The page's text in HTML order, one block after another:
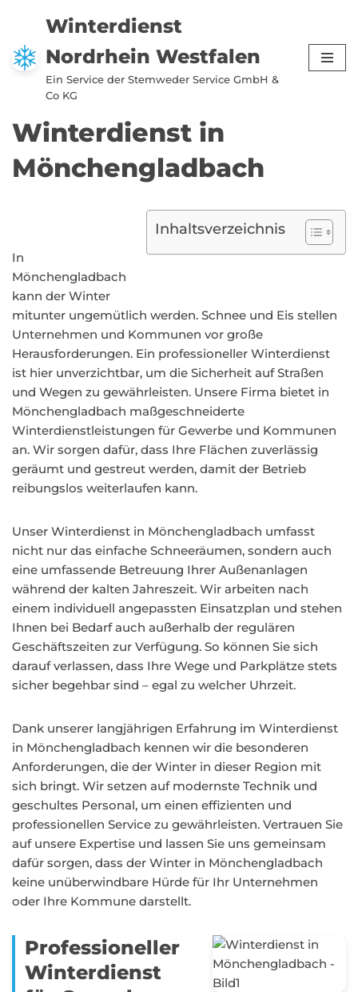
Zum
Inhalt
springen
Winterdienst
Nordrhein Westfalen
Ein Service der Stemweder Service GmbH &
Co KG
Winterdienst in
Mönchengladbach
Inhaltsverzeichnis
In
Mönchengladbach
kann der Winter
mitunter ungemütlich werden. Schnee und Eis stellen
Unternehmen und Kommunen vor große
Herausforderungen. Ein professioneller Winterdienst
ist hier unverzichtbar, um die Sicherheit auf Straßen
und Wegen zu gewährleisten. Unsere Firma bietet in
Mönchengladbach maßgeschneiderte
Winterdienstleistungen für Gewerbe und Kommunen
an. Wir sorgen dafür, dass Ihre Flächen zuverlässig
geräumt und gestreut werden, damit der Betrieb
reibungslos weiterlaufen kann.
Unser Winterdienst in Mönchengladbach umfasst
nicht nur das einfache Schneeräumen, sondern auch
eine umfassende Betreuung Ihrer Außenanlagen
während der kalten Jahreszeit. Wir arbeiten nach
einem individuell angepassten Einsatzplan und stehen
Ihnen bei Bedarf auch außerhalb der regulären
Geschäftszeiten zur Verfügung. So können Sie sich
darauf verlassen, dass Ihre Wege und Parkplätze stets
sicher begehbar sind – egal zu welcher Uhrzeit.
Dank unserer langjährigen Erfahrung im Winterdienst
in Mönchengladbach kennen wir die besonderen
Anforderungen, die der Winter in dieser Region mit
sich bringt. Wir setzen auf modernste Technik und
geschultes Personal, um einen effizienten und
professionellen Service zu gewährleisten. Vertrauen Sie
auf unsere Expertise und lassen Sie uns gemeinsam
dafür sorgen, dass der Winter in Mönchengladbach
keine unüberwindbare Hürde für Ihr Unternehmen
oder Ihre Kommune darstellt.
Professioneller
Winterdienst